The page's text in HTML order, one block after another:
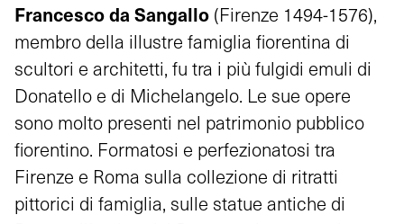
Francesco da Sangallo (Firenze 1494-1576),
membro della illustre famiglia fiorentina di
scultori e architetti, fu tra i più fulgidi emuli di
Donatello e di Michelangelo. Le sue opere
sono molto presenti nel patrimonio pubblico
fiorentino. Formatosi e perfezionatosi tra
Firenze e Roma sulla collezione di ritratti
pittorici di famiglia, sulle statue antiche di